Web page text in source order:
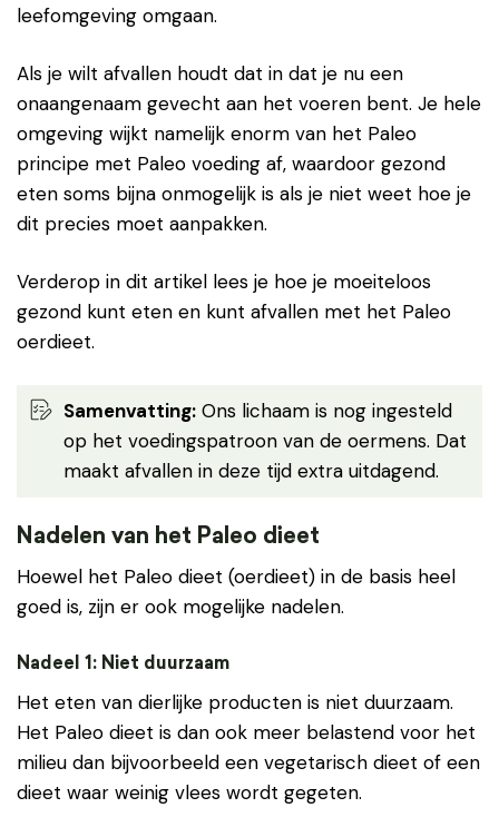
leefomgeving omgaan.
Als je wilt afvallen houdt dat in dat je nu een
onaangenaam gevecht aan het voeren bent. Je hele
omgeving wijkt namelijk enorm van het Paleo
principe met Paleo voeding af, waardoor gezond
eten soms bijna onmogelijk is als je niet weet hoe je
dit precies moet aanpakken.
Verderop in dit artikel lees je hoe je moeiteloos
gezond kunt eten en kunt afvallen met het Paleo
oerdieet.
Samenvatting: Ons lichaam is nog ingesteld
op het voedingspatroon van de oermens. Dat
maakt afvallen in deze tijd extra uitdagend.
Nadelen van het Paleo dieet
Hoewel het Paleo dieet (oerdieet) in de basis heel
goed is, zijn er ook mogelijke nadelen.
Nadeel 1: Niet duurzaam
Het eten van dierlijke producten is niet duurzaam.
Het Paleo dieet is dan ook meer belastend voor het
milieu dan bijvoorbeeld een vegetarisch dieet of een
dieet waar weinig vlees wordt gegeten.